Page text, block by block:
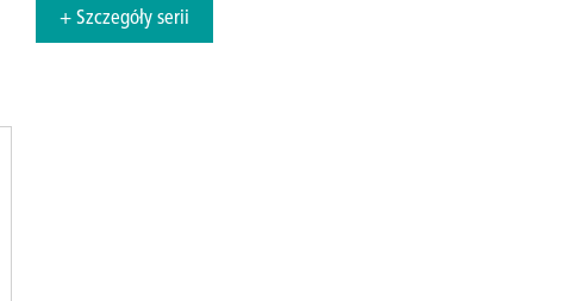
+ Szczegóły serii